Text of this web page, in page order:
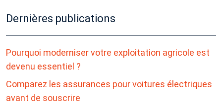
Dernières publications
Pourquoi moderniser votre exploitation agricole est
devenu essentiel ?
Comparez les assurances pour voitures électriques
avant de souscrire